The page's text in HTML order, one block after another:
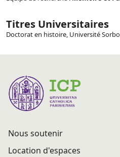
Titres Universitaires
Doctorat en histoire, Université
Nous soutenir
Location d'espaces